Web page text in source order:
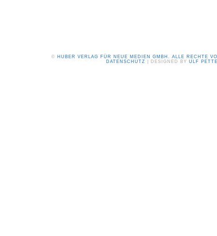
© HUBER VERLAG FÜR NEUE MEDIEN GMBH. ALLE RECHTE
DATENSCHUTZ | DESIGNED BY ULF